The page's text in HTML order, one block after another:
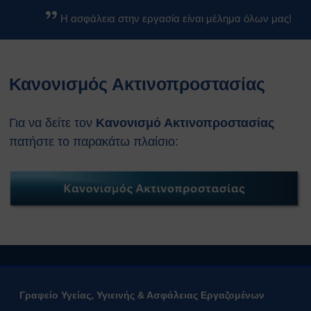
Βασικοί Κανόνες Ασφαλείας
«Δ»
Κανονισμός Χημικών
Κανονισμός Βιολογικών
Εργαστηρίων
Εγκαταστάσεων
Σχέδιο Εκκένωσης του
κέντρου ΕΚΕΦΕ
Σχέδιο Εκκένωσης
Η ασφάλεια στην εργασία είναι μέλημα όλων μας!
Κανονισμός Ακτινοπροστασίας
Για να δείτε τον Κανονισμό Ακτινοπροστασίας
πατήστε το παρακάτω πλαίσιο:
Γραφείο Υγείας, Υγιεινής & Ασφάλειας Εργαζομένων